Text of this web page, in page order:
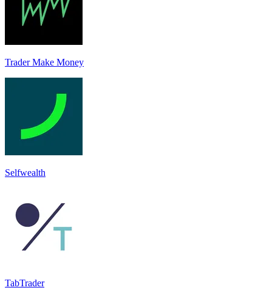
Trader Make Money
Selfwealth
TabTrader